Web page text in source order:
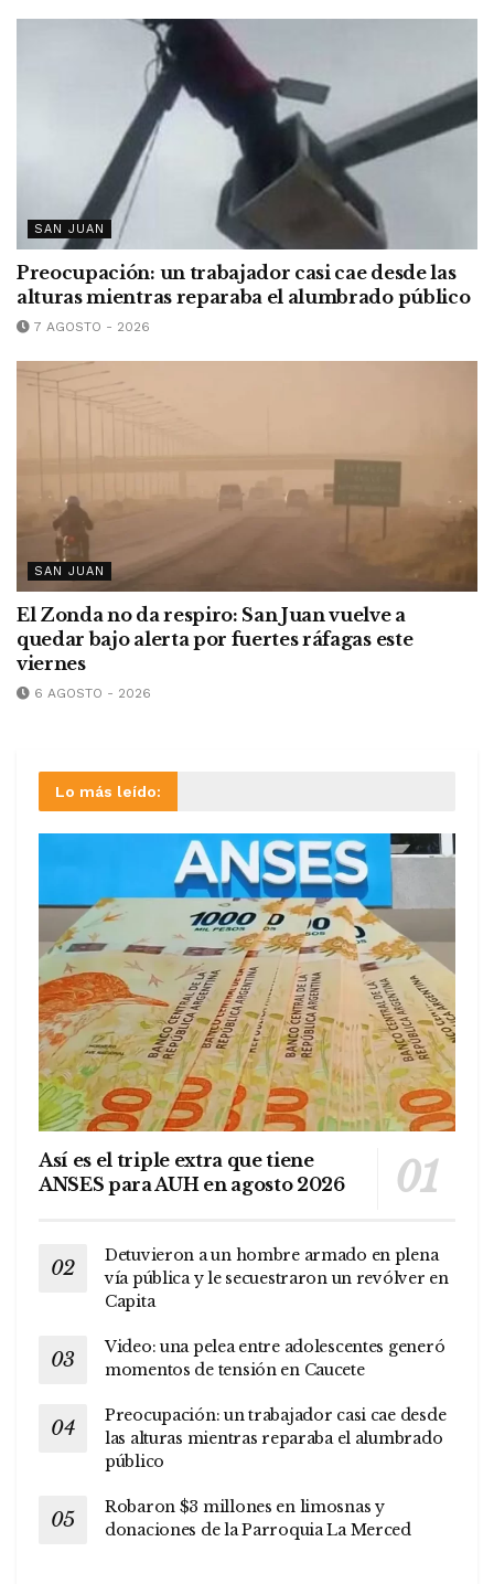
SAN JUAN
Preocupación: un trabajador casi cae desde las
alturas mientras reparaba el alumbrado público
7 AGOSTO - 2026
SAN JUAN
El Zonda no da respiro: San Juan vuelve a
quedar bajo alerta por fuertes ráfagas este
viernes
6 AGOSTO - 2026
Lo más leído:
Así es el triple extra que tiene
ANSES para AUH en agosto 2026
Detuvieron a un hombre armado en plena
vía pública y le secuestraron un revólver en
Capita
Video: una pelea entre adolescentes generó
momentos de tensión en Caucete
Preocupación: un trabajador casi cae desde
las alturas mientras reparaba el alumbrado
público
Robaron $3 millones en limosnas y
donaciones de la Parroquia La Merced